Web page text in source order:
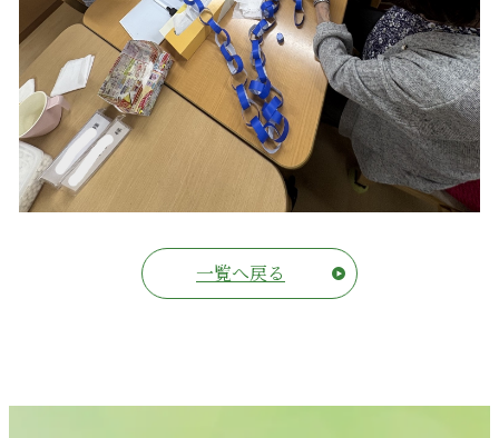
一覧へ戻る